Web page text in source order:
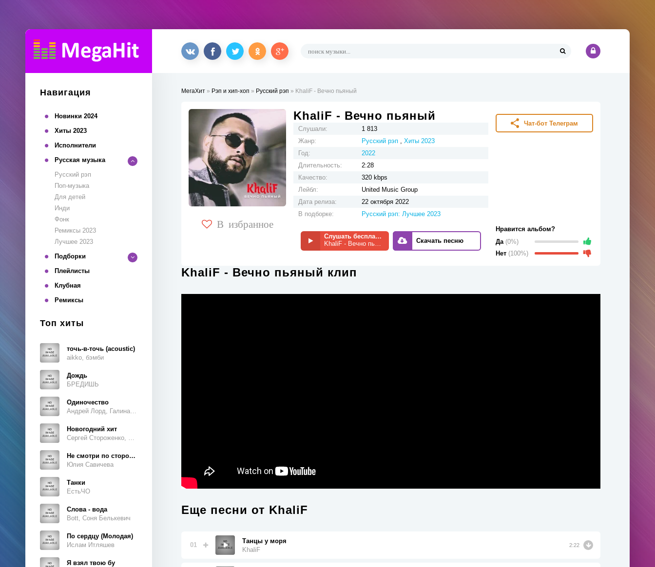
Навигация
Новинки 2024
Хиты 2023
Исполнители
Русская музыка
Русский рэп
Поп-музыка
Для детей
Инди
Фонк
Ремиксы 2023
Лучшее 2023
Подборки
Плейлисты
Клубная
Ремиксы
Топ хиты
точь-в-точь (acoustic)
aikko, бэмби
Дождь
БРЕДИШЬ
Одиночество
Новогодний хит
Не смотри по сторонам
Юлия Савичева
Танки
ЕстьЧО
Слова - вода
Bott, Соня Белькевич
По сердцу (Молодая)
Ислам Итляшев
Я взял твою бу
МегаХит » Рэп и хип-хоп » Русский рэп » KhaliF - Вечно пьяный
В избранное
KhaliF - Вечно пьяный
Слушали:
1 813
Жанр:
Русский рэп , Хиты 2023
Год:
2022
Длительность:
2:28
Качество:
320 kbps
Лейбл:
United Music Group
Дата релиза:
22 октября 2022
В подборке:
Русский рэп: Лучшее 2023
Слушать бесплатно
KhaliF - Вечно пьяный
Скачать песню
Чат-бот Телеграм
Нравится альбом?
Да (0%)
Нет (100%)
KhaliF - Вечно пьяный клип
Еще песни от KhaliF
01
Танцы у моря
KhaliF
2:22